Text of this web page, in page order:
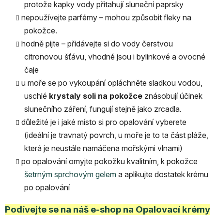
protože kapky vody přitahují sluneční paprsky
nepoužívejte parfémy – mohou způsobit fleky na
pokožce.
hodně pijte – přidávejte si do vody čerstvou
citronovou šťávu, vhodné jsou i bylinkové a ovocné
čaje
u moře se po vykoupání opláchněte sladkou vodou,
uschlé krystaly soli na pokožce znásobují účinek
slunečního záření, fungují stejně jako zrcadla.
důležité je i jaké místo si pro opalování vyberete
(ideální je travnatý povrch, u moře je to ta část pláže,
která je neustále namáčena mořskými vlnami)
po opalování omyjte pokožku kvalitním, k pokožce
šetrným sprchovým gelem a aplikujte dostatek krému
po opalování
Podívejte se na náš e-shop na Opalovací krémy